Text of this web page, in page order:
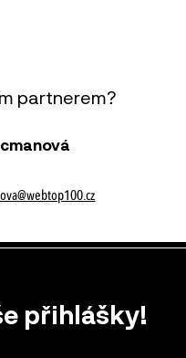
partnerem?
přihlášky!